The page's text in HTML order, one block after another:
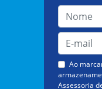
Ao
Assessoria